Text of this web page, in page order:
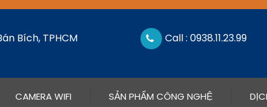
Bích, TPHCM Call : 0938.11.23.99
CAMERA WIFI SẢN PHẨM CÔNG NGHỆ